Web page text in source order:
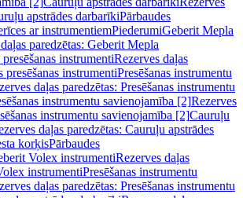
apstrādes darbarīkiPārbaudes
ar instrumentiemPiederumiGeberit Mepla
paredzētas: Geberit Mepla
instrumentiRezerves daļas
presēšanas instrumentiPresēšanas instrumentu
daļas paredzētas: Presēšanas instrumentu
instrumentu savienojamība [2]Rezerves
instrumentu savienojamība [2]Cauruļu
daļas paredzētas: Cauruļu apstrādes
korķisPārbaudes
Volex instrumentiRezerves daļas
instrumentiPresēšanas instrumentu
daļas paredzētas: Presēšanas instrumentu